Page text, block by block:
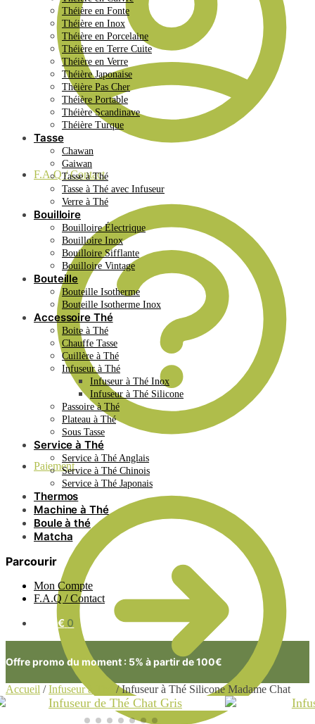
F.A.Q / Contact
Paiement
Théière en Fonte
Théière en Inox
Théière en Porcelaine
Théière en Terre Cuite
Théière en Verre
Théière Japonaise
Théière Pas Cher
Théière Portable
Théière Scandinave
Théière Turque
Tasse
Chawan
Gaiwan
Tasse à Thé
Tasse à Thé avec Infuseur
Verre à Thé
Bouilloire
Bouilloire Électrique
Bouilloire Inox
Bouilloire Sifflante
Bouilloire Vintage
Bouteille
Bouteille Isotherme
Bouteille Isotherme Inox
Accessoire Thé
Boite à Thé
Chauffe Tasse
Cuillère à Thé
Infuseur à Thé
Infuseur à Thé Inox
Infuseur à Thé Silicone
Passoire à Thé
Plateau à Thé
Sous Tasse
Service à Thé
Service à Thé Anglais
Service à Thé Chinois
Service à Thé Japonais
Thermos
Machine à Thé
Boule à thé
Matcha
Parcourir
Mon Compte
F.A.Q / Contact
0.00€ 0
Offre promo du moment : 5% à partir de 100€
Accueil /Infuseur à Thé /Infuseur à Thé Silicone Madame Chat